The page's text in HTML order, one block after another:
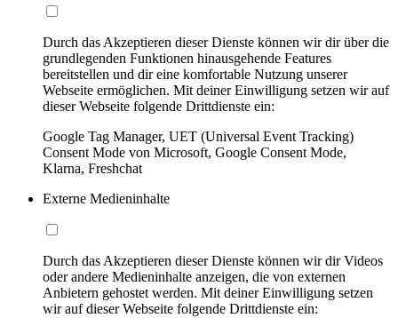
Durch das Akzeptieren dieser Dienste können wir dir über die
grundlegenden Funktionen hinausgehende Features
bereitstellen und dir eine komfortable Nutzung unserer
Webseite ermöglichen. Mit deiner Einwilligung setzen wir auf
dieser Webseite folgende Drittdienste ein:
Google Tag Manager, UET (Universal Event Tracking)
Consent Mode von Microsoft, Google Consent Mode,
Klarna, Freshchat
Externe Medieninhalte
Durch das Akzeptieren dieser Dienste können wir dir Videos
oder andere Medieninhalte anzeigen, die von externen
Anbietern gehostet werden. Mit deiner Einwilligung setzen
wir auf dieser Webseite folgende Drittdienste ein: